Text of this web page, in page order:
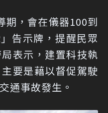
期，會在儀器100到
告示牌，提醒民眾
表示，建置科技執
要是藉以督促駕駛
通事故發生。